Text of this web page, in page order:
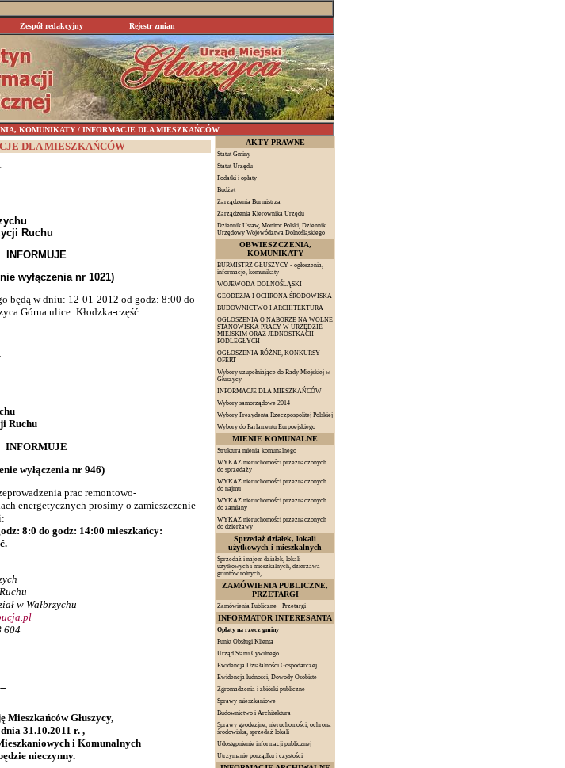
Zespół redakcyjny Rejestr zmian
KOMUNIKATY / INFORMACJE DLA MIESZKAŃCÓW
DLA MIESZKAŃCÓW
Ruchu
INFORMUJE
wyłączenia nr 1021)
będą w dniu: 12-01-2012 od godz: 8:00 do
Górna ulice: Kłodzka-część.
Ruchu
INFORMUJE
wyłączenia nr 946)
prac remontowo-
energetycznych prosimy o zamieszczenie
8:0 do godz: 14:00 mieszkańcy:
w Wałbrzychu
604
Mieszkańców Głuszycy,
31.10.2011 r. ,
i Komunalnych
nieczynny.
AKTY PRAWNE
Statut Gminy
Statut Urzędu
Podatki i opłaty
Budżet
Zarządzenia Burmistrza
Zarządzenia Kierownika Urzędu
Dziennik Ustaw, Monitor Polski, Dziennik
Urzędowy Województwa Dolnośląskiego
OBWIESZCZENIA,
KOMUNIKATY
BURMISTRZ GŁUSZYCY - ogłoszenia,
informacje, komunikaty
WOJEWODA DOLNOŚLĄSKI
GEODEZJA I OCHRONA ŚRODOWISKA
BUDOWNICTWO I ARCHITEKTURA
OGŁOSZENIA O NABORZE NA WOLNE
STANOWISKA PRACY W URZĘDZIE
MIEJSKIM ORAZ JEDNOSTKACH
PODLEGŁYCH
OGŁOSZENIA RÓŻNE, KONKURSY
OFERT
Wybory uzupełniające do Rady Miejskiej w
Głuszycy
INFORMACJE DLA MIESZKAŃCÓW
Wybory samorządowe 2014
Wybory Prezydenta Rzeczpospolitej Polskiej
Wybory do Parlamentu Eurpoejskiego
MIENIE KOMUNALNE
Struktura mienia komunalnego
WYKAZ nieruchomości przeznaczonych
do sprzedaży
WYKAZ nieruchomości przeznaczonych
do najmu
WYKAZ nieruchomości przeznaczonych
do zamiany
WYKAZ nieruchomości przeznaczonych
do dzierżawy
Sprzedaż działek, lokali
użytkowych i mieszkalnych
Sprzedaż i najem działek, lokali
użytkowych i mieszkalnych, dzierżawa
gruntów rolnych, ...
ZAMÓWIENIA PUBLICZNE,
PRZETARGI
Zamówienia Publiczne - Przetargi
INFORMATOR INTERESANTA
Opłaty na rzecz gminy
Punkt Obsługi Klienta
Urząd Stanu Cywilnego
Ewidencja Działalności Gospodarczej
Ewidencja ludności, Dowody Osobiste
Zgromadzenia i zbiórki publiczne
Sprawy mieszkaniowe
Budownictwo i Architektura
Sprawy geodezjne, nieruchomości, ochrona
środowiska, sprzedaż lokali
Udostępnienie informacji publicznej
Utrzymanie porządku i czystości